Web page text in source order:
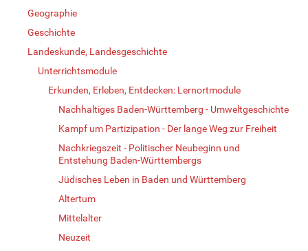
Geographie
Geschichte
Landeskunde, Landesgeschichte
Unterrichtsmodule
Erkunden, Erleben, Entdecken: Lernortmodule
Nachhaltiges Baden-Württemberg - Umweltgeschichte
Kampf um Partizipation - Der lange Weg zur Freiheit
Nachkriegszeit - Politischer Neubeginn und
Entstehung Baden-Württembergs
Jüdisches Leben in Baden und Württemberg
Altertum
Mittelalter
Neuzeit